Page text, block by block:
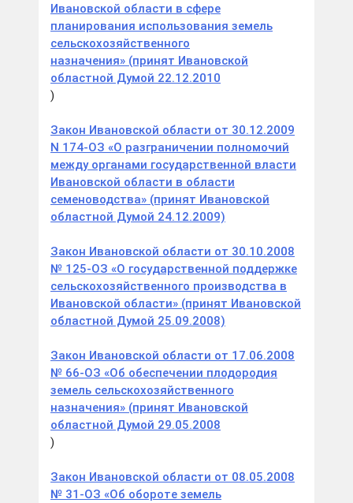
Ивановской области в сфере
планирования использования земель
сельскохозяйственного
назначения» (принят Ивановской
областной Думой 22.12.2010
)
Закон Ивановской области от 30.12.2009
N 174-ОЗ «О разграничении полномочий
между органами государственной власти
Ивановской области в области
семеноводства» (принят Ивановской
областной Думой 24.12.2009)
Закон Ивановской области от 30.10.2008
№ 125-ОЗ «О государственной поддержке
сельскохозяйственного производства в
Ивановской области» (принят Ивановской
областной Думой 25.09.2008)
Закон Ивановской области от 17.06.2008
№ 66-ОЗ «Об обеспечении плодородия
земель сельскохозяйственного
назначения» (принят Ивановской
областной Думой 29.05.2008
)
Закон Ивановской области от 08.05.2008
№ 31-ОЗ «Об обороте земель